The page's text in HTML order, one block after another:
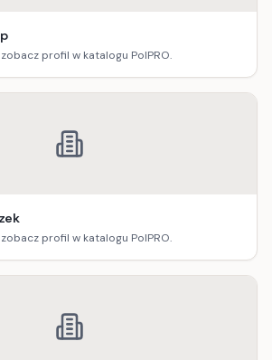
profil w katalogu PolPRO.
profil w katalogu PolPRO.